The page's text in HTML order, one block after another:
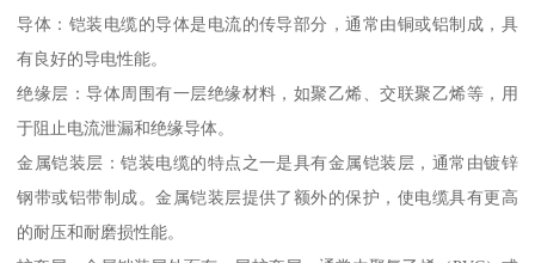
导体：铠装电缆的导体是电流的传导部分，通常由铜或铝制成，具
有良好的导电性能。
绝缘层：导体周围有一层绝缘材料，如聚乙烯、交联聚乙烯等，用
于阻止电流泄漏和绝缘导体。
金属铠装层：铠装电缆的特点之一是具有金属铠装层，通常由镀锌
钢带或铝带制成。金属铠装层提供了额外的保护，使电缆具有更高
的耐压和耐磨损性能。